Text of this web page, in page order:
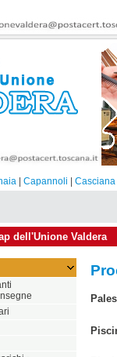
Capannoli Casciana
dell'Unione Valdera